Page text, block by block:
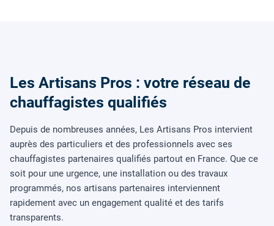
Les Artisans Pros : votre réseau de
chauffagistes qualifiés
Depuis de nombreuses années, Les Artisans Pros intervient
auprès des particuliers et des professionnels avec ses
chauffagistes partenaires qualifiés partout en France. Que ce
soit pour une urgence, une installation ou des travaux
programmés, nos artisans partenaires interviennent
rapidement avec un engagement qualité et des tarifs
transparents.